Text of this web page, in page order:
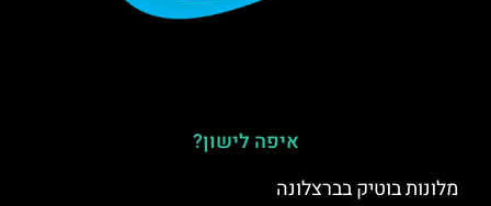
איפה לישון?
מלונות בוטיק בברצלונה